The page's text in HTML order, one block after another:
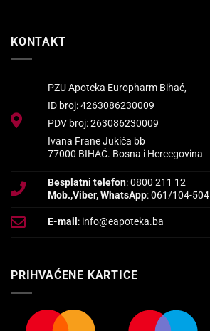
KONTAKT
PZU Apoteka Europharm Bihać,
ID broj: 4263086230009
PDV broj: 263086230009
Ivana Frane Jukića bb
77000 BIHAĆ. Bosna i Hercegovina
Besplatni telefon: 0800 211 12
Mob.,Viber, WhatsApp: 061/104-504
E-mail: info@eapoteka.ba
PRIHVAĆENE KARTICE